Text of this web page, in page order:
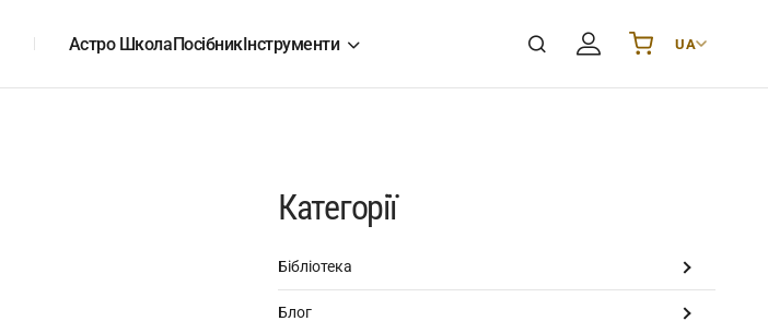
Астро ШколаПосібникІнструменти UA
UA Українська
Категорії
Бібліотека
Блог